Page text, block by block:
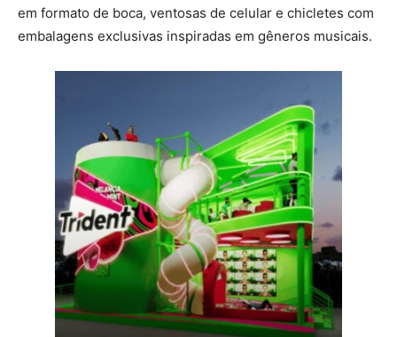
em formato de boca, ventosas de celular e chicletes com
embalagens exclusivas inspiradas em gêneros musicais.